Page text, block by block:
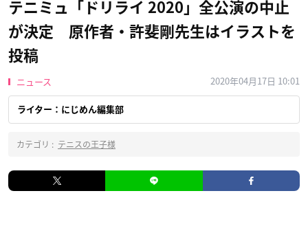
テニミュ「ドリライ 2020」全公演の中止
が決定 原作者・許斐剛先生はイラストを
投稿
ニュース 2020年04月17日 10:01
ライター：にじめん編集部
カテゴリ : テニスの王子様